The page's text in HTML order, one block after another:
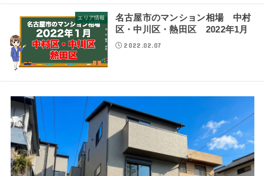
エリア情報
名古屋市のマンション相場 中村
区・中川区・熱田区 2022年1月
2022.02.07